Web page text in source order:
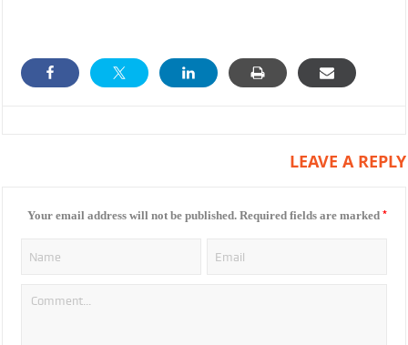
LEAVE A REPLY
Your email address will not be published. Required fields are marked *